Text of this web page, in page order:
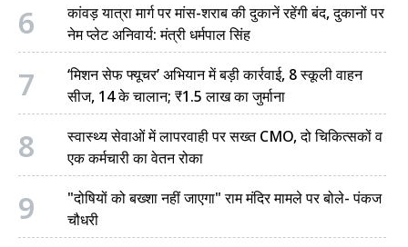
6
कांवड़ यात्रा मार्ग पर मांस-शराब की दुकानें रहेंगी बंद, दुकानों पर
नेम प्लेट अनिवार्य: मंत्री धर्मपाल सिंह
7
‘मिशन सेफ फ्यूचर’ अभियान में बड़ी कार्रवाई, 8 स्कूली वाहन
सीज, 14 के चालान; ₹1.5 लाख का जुर्माना
8
स्वास्थ्य सेवाओं में लापरवाही पर सख्त CMO, दो चिकित्सकों व
एक कर्मचारी का वेतन रोका
9
"दोषियों को बख्शा नहीं जाएगा" राम मंदिर मामले पर बोले- पंकज
चौधरी